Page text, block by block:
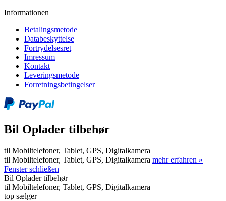
Informationen
Betalingsmetode
Databeskyttelse
Fortrydelsesret
Imressum
Kontakt
Leveringsmetode
Forretningsbetingelser
Bil Oplader tilbehør
til Mobiltelefoner, Tablet, GPS, Digitalkamera
til Mobiltelefoner, Tablet, GPS, Digitalkamera mehr erfahren »
Fenster schließen
Bil Oplader tilbehør
til Mobiltelefoner, Tablet, GPS, Digitalkamera
top sælger